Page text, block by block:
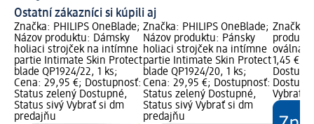
Ostatní zákazníci si kúpili aj
Značka: PHILIPS OneBlade;
Názov produktu: Dámsky
holiaci strojček na intímne
partie Intimate Skin Protect
blade QP1924/22, 1 ks;
Cena: 29,95 €; Dostupnosť:
Status zelený Dostupné,
Status sivý Vybrať si dm
predajňu
Značka: PHILIPS OneBlade;
Názov produktu: Pánsky
holiaci strojček na intímne
partie Intimate Skin Protect
blade QP1924/20, 1 ks;
Cena: 29,95 €; Dostupnosť:
Status zelený Dostupné,
Status sivý Vybrať si dm
predajňu
Značka:
oválna
1,45 €;
Vybrať